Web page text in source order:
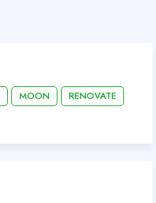
MOON
RENOVATE